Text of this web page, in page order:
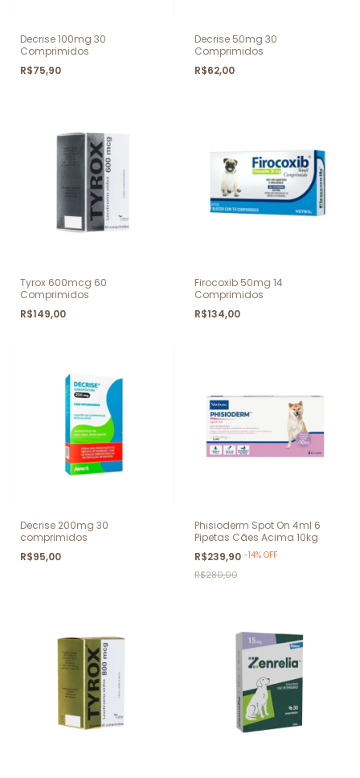
Decrise 100mg 30
Comprimidos
R$75,90
Decrise 50mg 30
Comprimidos
R$62,00
Tyrox 600mcg 60
Comprimidos
R$149,00
Firocoxib 50mg 14
Comprimidos
R$134,00
Decrise 200mg 30
comprimidos
R$95,00
Phisioderm Spot On 4ml 6
Pipetas Cães Acima 10kg
R$239,90 -14% OFF
R$280,00